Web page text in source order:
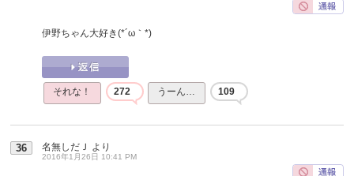
伊野ちゃん大好き(*´ω｀*)
それな！ 272 うーん… 109
36 名無しだＪ より
2016年1月26日 10:41 PM